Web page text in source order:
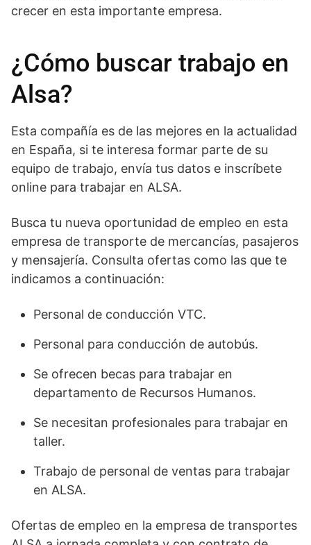
crecer en esta importante empresa.
¿Cómo buscar trabajo en
Alsa?
Esta compañía es de las mejores en la actualidad
en España, si te interesa formar parte de su
equipo de trabajo, envía tus datos e inscríbete
online para trabajar en ALSA.
Busca tu nueva oportunidad de empleo en esta
empresa de transporte de mercancías, pasajeros
y mensajería. Consulta ofertas como las que te
indicamos a continuación:
Personal de conducción VTC.
Personal para conducción de autobús.
Se ofrecen becas para trabajar en
departamento de Recursos Humanos.
Se necesitan profesionales para trabajar en
taller.
Trabajo de personal de ventas para trabajar
en ALSA.
Ofertas de empleo en la empresa de transportes